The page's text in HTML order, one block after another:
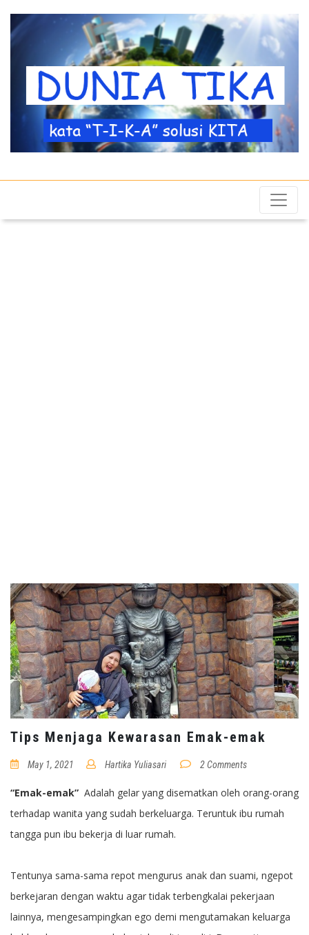
Tips Menjaga Kewarasan Emak-emak
May 1, 2021 Hartika Yuliasari 2 Comments
“Emak-emak” Adalah gelar yang disematkan oleh orang-orang
terhadap wanita yang sudah berkeluarga. Teruntuk ibu rumah
tangga pun ibu bekerja di luar rumah.
Tentunya sama-sama repot mengurus anak dan suami, ngepot
berkejaran dengan waktu agar tidak terbengkalai pekerjaan
lainnya, mengesampingkan ego demi mengutamakan keluarga